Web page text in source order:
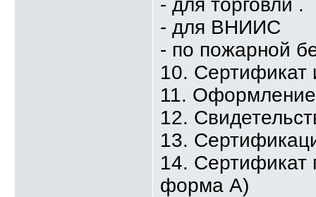
- для торговли .
- для ВНИИС
- по пожарной
10. Сертификат
11.
12.
13.
14. Сертификат
форма А)